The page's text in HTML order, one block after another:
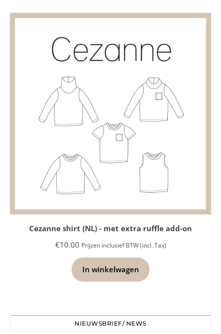
Cezanne shirt (NL) - met extra ruffle add-on
€10.00 Prijzen inclusief BTW (incl. Tax)
In winkelwagen
NIEUWSBRIEF/ NEWS